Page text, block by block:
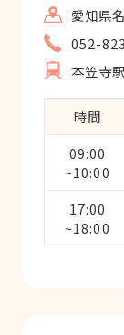
愛知県
052-
本笠寺駅
時間
09:00
~10:00
17:00
~18:00